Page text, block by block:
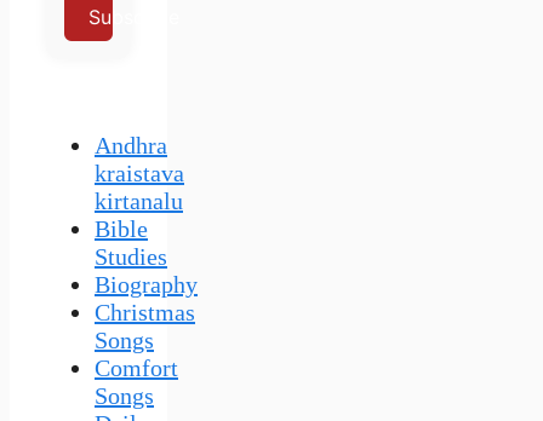
Subscribe
Andhra
kraistava
kirtanalu
Bible
Studies
Biography
Christmas
Songs
Comfort
Songs